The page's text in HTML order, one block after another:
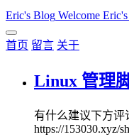
Eric's Blog Welcome
首页 留言 关于
Linux 管理
有什么建议下方评
https://153030.xyz/